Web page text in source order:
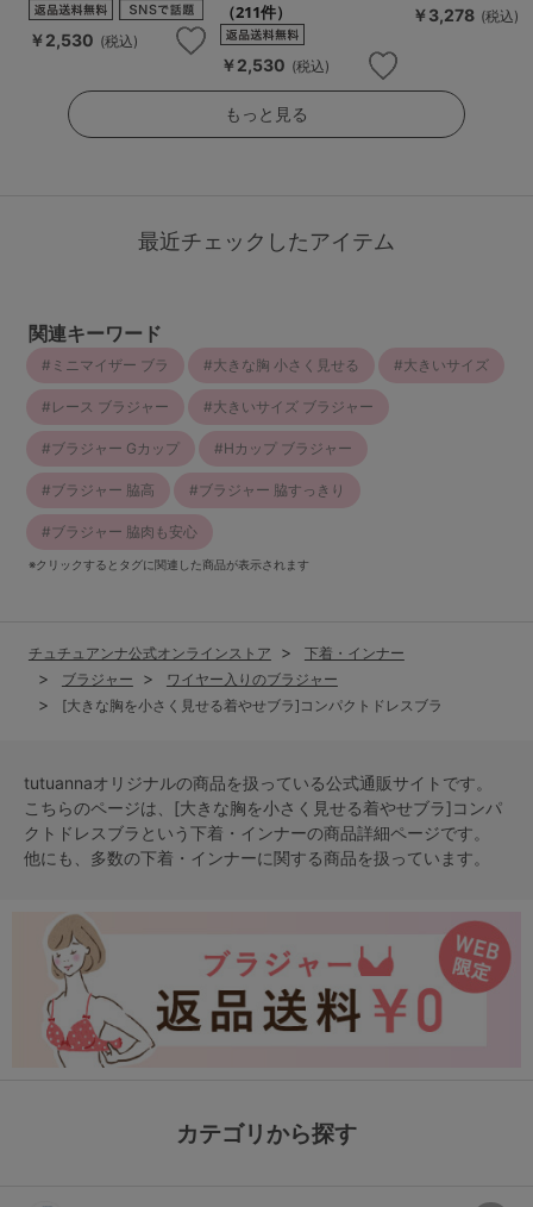
￥2,530 (税込)
（211件）
￥2,530 (税込)
￥3,278 (税込)
もっと見る
最近チェックしたアイテム
関連キーワード
ミニマイザー ブラ 大きな胸 小さく見せる 大きいサイズ
レース ブラジャー 大きいサイズ ブラジャー
ブラジャー Gカップ Hカップ ブラジャー
ブラジャー 脇高 ブラジャー 脇すっきり
ブラジャー 脇肉も安心
※クリックするとタグに関連した商品が表示されます
チュチュアンナ公式オンラインストア
下着・インナー
ブラジャー
ワイヤー入りのブラジャー
[大きな胸を小さく見せる着やせブラ]コンパクトドレスブラ
tutuannaオリジナルの商品を扱っている公式通販サイトです。
こちらのページは、[大きな胸を小さく見せる着やせブラ]コンパ
クトドレスブラという下着・インナーの商品詳細ページです。
他にも、多数の下着・インナーに関する商品を扱っています。
カテゴリから探す